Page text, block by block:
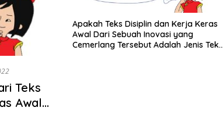
Teks
Awal
Apakah Teks Disiplin dan Kerja Keras
Awal Dari Sebuah Inovasi yang
Cemerlang Tersebut Adalah Jenis Teks